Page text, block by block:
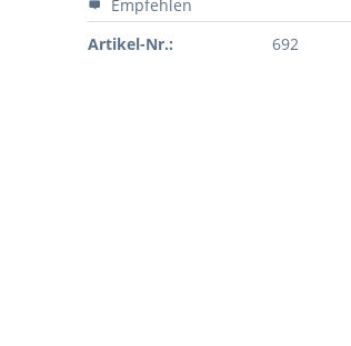
Empfehlen
Artikel-Nr.:
692